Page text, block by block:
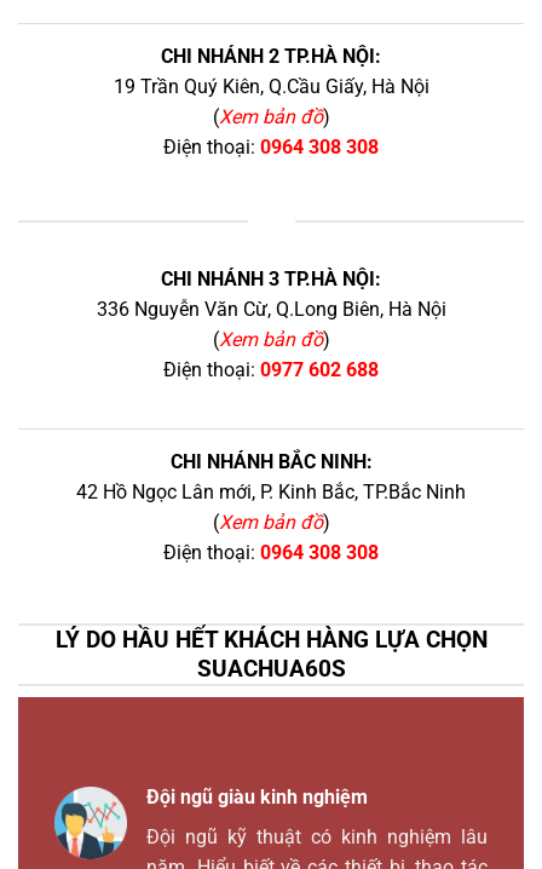
CHI NHÁNH 2 TP.HÀ NỘI:
19 Trần Quý Kiên, Q.Cầu Giấy, Hà Nội
(Xem bản đồ)
Điện thoại: 0964 308 308
CHI NHÁNH 3 TP.HÀ NỘI:
336 Nguyễn Văn Cừ, Q.Long Biên, Hà Nội
(Xem bản đồ)
Điện thoại: 0977 602 688
CHI NHÁNH BẮC NINH:
42 Hồ Ngọc Lân mới, P. Kinh Bắc, TP.Bắc Ninh
(Xem bản đồ)
Điện thoại: 0964 308 308
LÝ DO HẦU HẾT KHÁCH HÀNG LỰA CHỌN
SUACHUA60S
Đội ngũ giàu kinh nghiệm
Đội ngũ kỹ thuật có kinh nghiệm lâu